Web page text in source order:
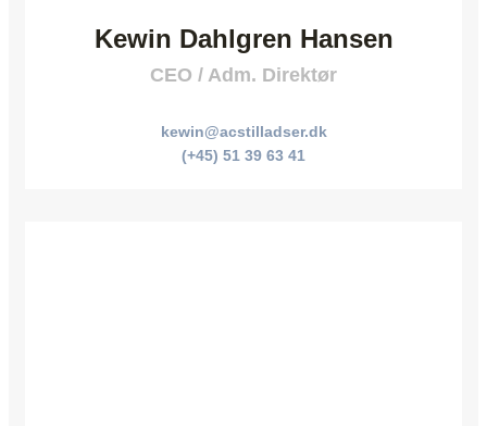
Kewin Dahlgren Hansen
CEO / Adm. Direktør
kewin@acstilladser.dk
(+45) 51 39 63 41